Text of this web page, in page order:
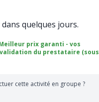
quelques jours.
prix garanti - vos
du prestataire (sous
cette activité en groupe ?